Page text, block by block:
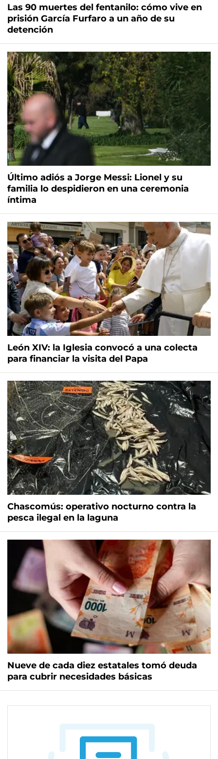
Las 90 muertes del fentanilo: cómo vive en
prisión García Furfaro a un año de su
detención
Último adiós a Jorge Messi: Lionel y su
familia lo despidieron en una ceremonia
íntima
León XIV: la Iglesia convocó a una colecta
para financiar la visita del Papa
Chascomús: operativo nocturno contra la
pesca ilegal en la laguna
Nueve de cada diez estatales tomó deuda
para cubrir necesidades básicas